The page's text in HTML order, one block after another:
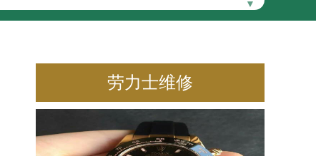
▼
劳力士维修